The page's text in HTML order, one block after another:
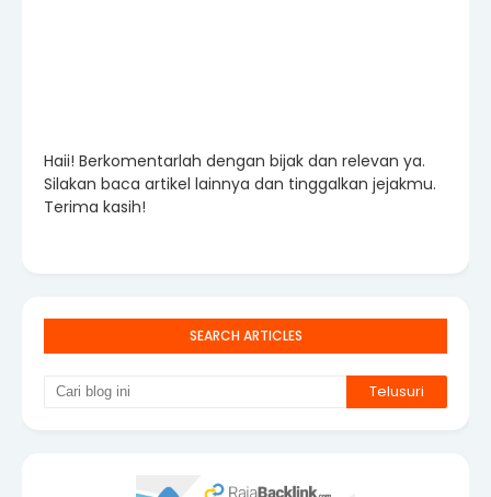
Haii! Berkomentarlah dengan bijak dan relevan ya.
Silakan baca artikel lainnya dan tinggalkan jejakmu.
Terima kasih!
SEARCH ARTICLES